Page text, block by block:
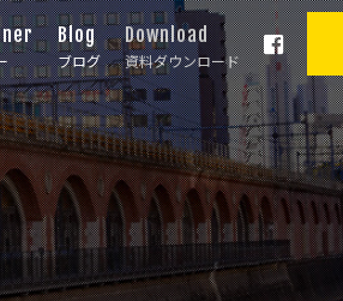
Blog
ブログ
Download
資料ダウンロード